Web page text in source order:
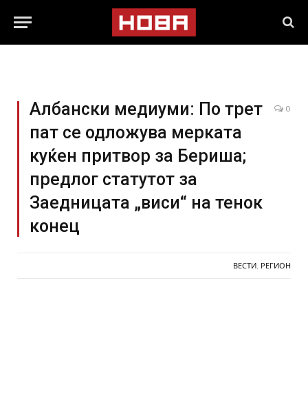
Албански медиуми: По трет
пат се одложува мерката
куќен притвор за Бериша;
предлог статутот за
Заедницата „виси“ на тенок
конец
0
ВЕСТИ РЕГИОН